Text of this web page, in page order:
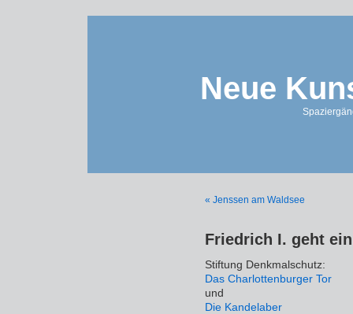
Neue
« Jenssen am Waldsee
Friedrich I. geht
Stiftung Denkmalschutz:
Das Charlottenburger Tor
und
Die Kandelaber